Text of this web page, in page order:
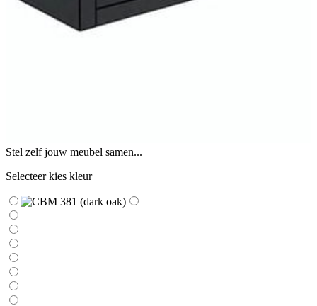
Stel zelf jouw meubel samen...
Selecteer kies kleur